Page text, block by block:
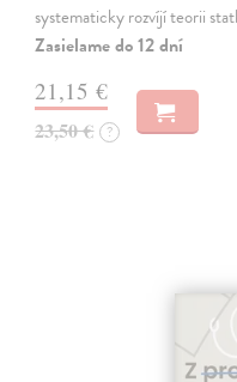
systematicky rozvíjí teorii
Zasielame do 12 dní
21,15 €
23,50 € ?